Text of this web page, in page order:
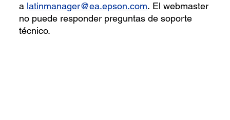
a latinmanager@ea.epson.com. El webmaster
no puede responder preguntas de soporte
técnico.